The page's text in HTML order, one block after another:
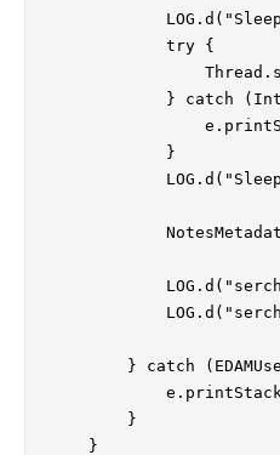
            try {
} catch
            }
} catch
        }